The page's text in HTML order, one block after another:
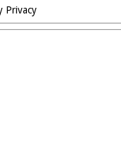
Privacy